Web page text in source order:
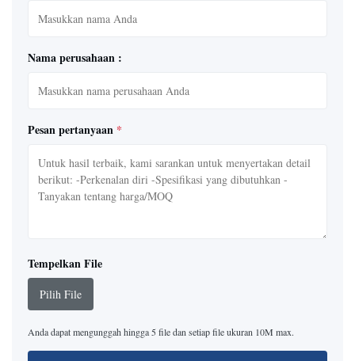
Nama perusahaan :
Pesan pertanyaan *
Tempelkan File
Pilih File
Anda dapat mengunggah hingga 5 file dan setiap file ukuran 10M max.